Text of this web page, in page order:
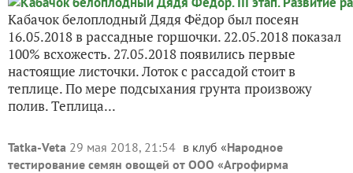
Кабачок белоплодный Дядя Фёдор был посеян
16.05.2018 в рассадные горшочки. 22.05.2018 показал
100% всхожесть. 27.05.2018 появились первые
настоящие листочки. Лоток с рассадой стоит в
теплице. По мере подсыхания грунта произвожу
полив. Теплица...
Tatka-Veta 29 мая 2018, 21:54 в клуб «Народное
тестирование семян овощей от ООО «Агрофирма